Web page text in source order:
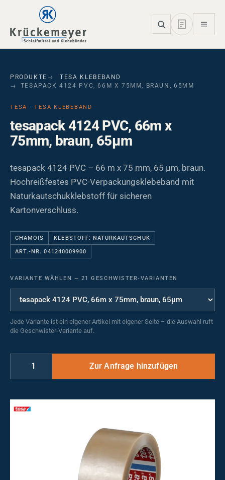
Skip to main navigation
Skip to main content
Skip to page footer
PRODUKTE
TESA KLEBEBAND
TESAPACK 4124 PVC, 66M X 75MM, BRAUN, 65ΜM
TESA · TESA KLEBEBAND
tesapack 4124 PVC, 66m x
75mm, braun, 65µm
tesapack 4124 PVC – 66 m x 75 mm, 65 µm, braun.
Hochreißfestes PVC-Verpackungsklebeband mit
Naturkautschukklebstoff für sicheren
Kartonverschluss.
CHAMOIS KLEBSTOFF: NATURKAUTSCHUK
ART.-NR. 041240009900
VARIANTE WÄHLEN — 21 GESCHWISTER-VARIANTEN
Jede Variante ist ein eigener Artikel mit eigener Seite – die Auswahl ruft
die Geschwister-Variante auf.